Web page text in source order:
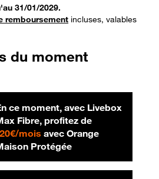
31/01/2029.
remboursement incluses, valables
du moment
ce moment, avec Livebox
Fibre, profitez de
20€/mois20 € par mois
avec Orange
Protégée